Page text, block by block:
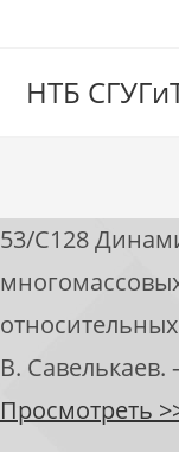
НТБ
53/С128
В.
Просмотреть